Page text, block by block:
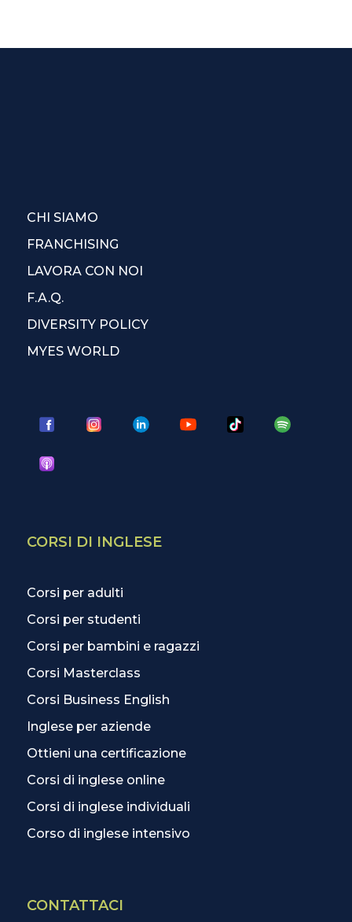
CHI SIAMO
FRANCHISING
LAVORA CON NOI
F.A.Q.
DIVERSITY POLICY
MYES WORLD
CORSI DI INGLESE
Corsi per adulti
Corsi per studenti
Corsi per bambini e ragazzi
Corsi Masterclass
Corsi Business English
Inglese per aziende
Ottieni una certificazione
Corsi di inglese online
Corsi di inglese individuali
Corso di inglese intensivo
CONTATTACI